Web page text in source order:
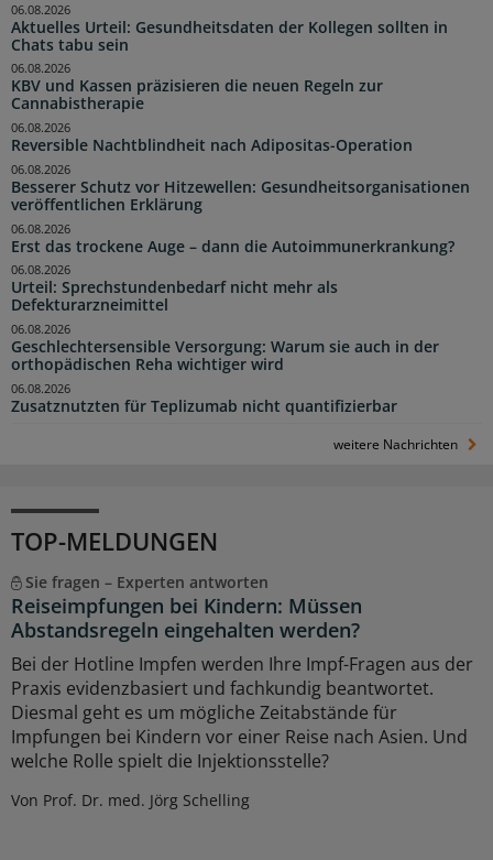
Aktuelles Urteil: Gesundheitsdaten der Kollegen sollten in
Chats tabu sein
06.08.2026
KBV und Kassen präzisieren die neuen Regeln zur
Cannabistherapie
06.08.2026
Reversible Nachtblindheit nach Adipositas-Operation
06.08.2026
Besserer Schutz vor Hitzewellen: Gesundheitsorganisationen
veröffentlichen Erklärung
06.08.2026
Erst das trockene Auge – dann die Autoimmunerkrankung?
06.08.2026
Urteil: Sprechstundenbedarf nicht mehr als
Defekturarzneimittel
06.08.2026
Geschlechtersensible Versorgung: Warum sie auch in der
orthopädischen Reha wichtiger wird
06.08.2026
Zusatznutzten für Teplizumab nicht quantifizierbar
06.08.2026
weitere Nachrichten
TOP-MELDUNGEN
Sie fragen – Experten antworten
Reiseimpfungen bei Kindern: Müssen
Abstandsregeln eingehalten werden?
Bei der Hotline Impfen werden Ihre Impf-Fragen aus der
Praxis evidenzbasiert und fachkundig beantwortet.
Diesmal geht es um mögliche Zeitabstände für
Impfungen bei Kindern vor einer Reise nach Asien. Und
welche Rolle spielt die Injektionsstelle?
Von Prof. Dr. med. Jörg Schelling